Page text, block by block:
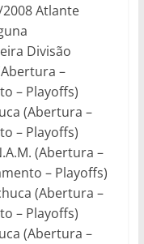
Atlante
Divisão
–
– Playoffs)
(Abertura –
– Playoffs)
(Abertura –
– Playoffs)
(Abertura –
– Playoffs)
(Abertura –